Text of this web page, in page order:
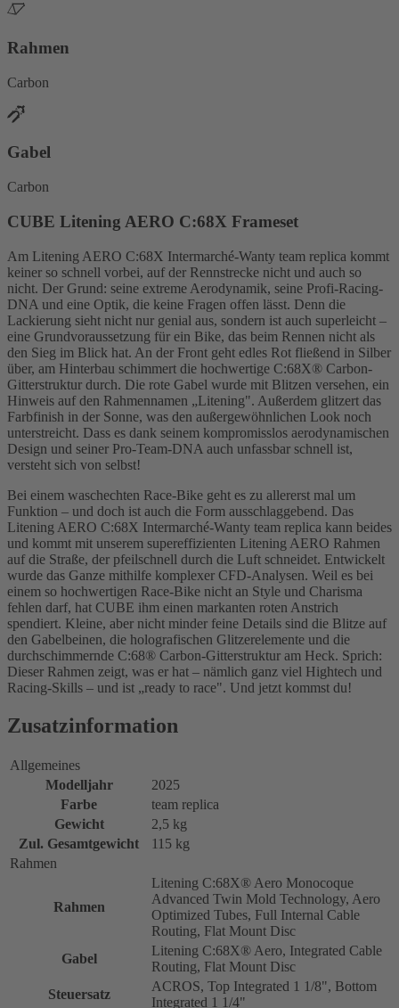
Rahmen
Carbon
Gabel
Carbon
CUBE Litening AERO C:68X Frameset
Am Litening AERO C:68X Intermarché-Wanty team replica kommt
keiner so schnell vorbei, auf der Rennstrecke nicht und auch so
nicht. Der Grund: seine extreme Aerodynamik, seine Profi-Racing-
DNA und eine Optik, die keine Fragen offen lässt. Denn die
Lackierung sieht nicht nur genial aus, sondern ist auch superleicht –
eine Grundvoraussetzung für ein Bike, das beim Rennen nicht als
den Sieg im Blick hat. An der Front geht edles Rot fließend in Silber
über, am Hinterbau schimmert die hochwertige C:68X® Carbon-
Gitterstruktur durch. Die rote Gabel wurde mit Blitzen versehen, ein
Hinweis auf den Rahmennamen „Litening". Außerdem glitzert das
Farbfinish in der Sonne, was den außergewöhnlichen Look noch
unterstreicht. Dass es dank seinem kompromisslos aerodynamischen
Design und seiner Pro-Team-DNA auch unfassbar schnell ist,
versteht sich von selbst!
Bei einem waschechten Race-Bike geht es zu allererst mal um
Funktion – und doch ist auch die Form ausschlaggebend. Das
Litening AERO C:68X Intermarché-Wanty team replica kann beides
und kommt mit unserem supereffizienten Litening AERO Rahmen
auf die Straße, der pfeilschnell durch die Luft schneidet. Entwickelt
wurde das Ganze mithilfe komplexer CFD-Analysen. Weil es bei
einem so hochwertigen Race-Bike nicht an Style und Charisma
fehlen darf, hat CUBE ihm einen markanten roten Anstrich
spendiert. Kleine, aber nicht minder feine Details sind die Blitze auf
den Gabelbeinen, die holografischen Glitzerelemente und die
durchschimmernde C:68® Carbon-Gitterstruktur am Heck. Sprich:
Dieser Rahmen zeigt, was er hat – nämlich ganz viel Hightech und
Racing-Skills – und ist „ready to race". Und jetzt kommst du!
Zusatzinformation
Allgemeines
Modelljahr
2025
Farbe
team replica
Gewicht
2,5 kg
Zul. Gesamtgewicht
115 kg
Rahmen
Rahmen
Litening C:68X® Aero Monocoque
Advanced Twin Mold Technology, Aero
Optimized Tubes, Full Internal Cable
Routing, Flat Mount Disc
Gabel
Litening C:68X® Aero, Integrated Cable
Routing, Flat Mount Disc
Steuersatz
ACROS, Top Integrated 1 1/8", Bottom
Integrated 1 1/4"